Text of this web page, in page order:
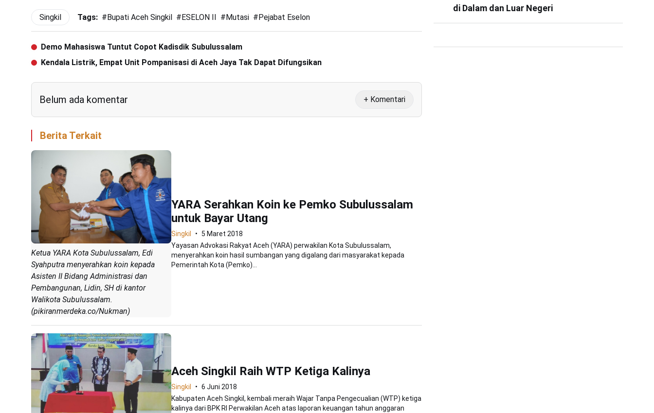
Singkil Tags: #Bupati Aceh Singkil #ESELON II #Mutasi #Pejabat Eselon
Demo Mahasiswa Tuntut Copot Kadisdik Subulussalam
Kendala Listrik, Empat Unit Pompanisasi di Aceh Jaya Tak Dapat Difungsikan
Belum ada komentar + Komentari
Berita Terkait
Ketua YARA Kota Subulussalam, Edi
Syahputra menyerahkan koin kepada
Asisten II Bidang Administrasi dan
Pembangunan, Lidin, SH di kantor
Walikota Subulussalam.
(pikiranmerdeka.co/Nukman)
YARA Serahkan Koin ke Pemko Subulussalam
untuk Bayar Utang
Singkil
5 Maret 2018
Yayasan Advokasi Rakyat Aceh (YARA) perwakilan Kota Subulussalam,
menyerahkan koin hasil sumbangan yang digalang dari masyarakat kepada
Pemerintah Kota (Pemko)...
Aceh Singkil Raih WTP Ketiga Kalinya
Singkil
6 Juni 2018
Kabupaten Aceh Singkil, kembali meraih Wajar Tanpa Pengecualian (WTP) ketiga
kalinya dari BPK RI Perwakilan Aceh atas laporan keuangan tahun anggaran
di Dalam dan Luar Negeri